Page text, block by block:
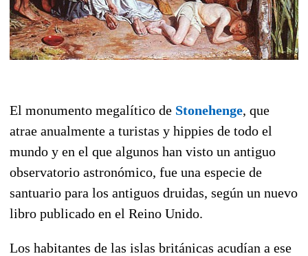
El monumento megalítico de Stonehenge, que
atrae anualmente a turistas y hippies de todo el
mundo y en el que algunos han visto un antiguo
observatorio astronómico, fue una especie de
santuario para los antiguos druidas, según un nuevo
libro publicado en el Reino Unido.
Los habitantes de las islas británicas acudían a ese